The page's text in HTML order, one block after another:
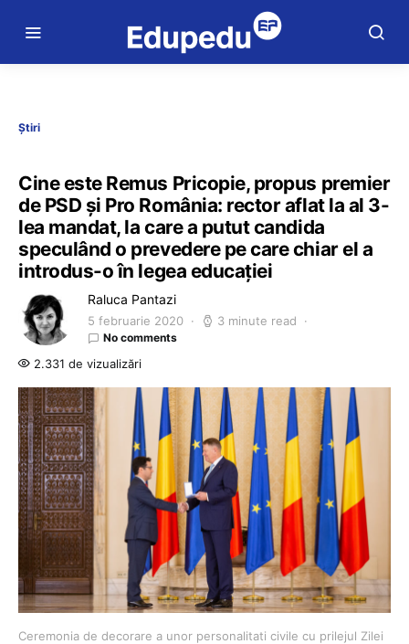
Știri
Cine este Remus Pricopie, propus premier
de PSD și Pro România: rector aflat la al 3-
lea mandat, la care a putut candida
speculând o prevedere pe care chiar el a
introdus-o în legea educației
Raluca Pantazi
5 februarie 2020 3 minute read
No comments
2.331 de vizualizări
Ceremonia de decorare a unor personalitati civile cu prilejul Zilei